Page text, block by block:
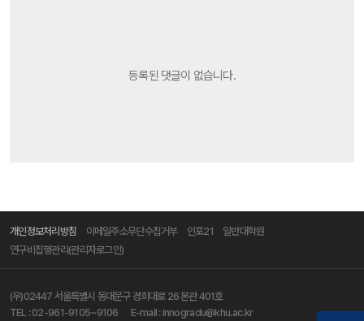
등록된 댓글이 없습니다.
개인정보처리방침 이메일주소무단수집거부 인포21
일반대학원
연구비집행관리(관리자로그인)
(우)02447 서울특별시 동대문구 경희대로 26 본관 401호
TEL :02-961-9105~9106 E-mail : innogradu@khu.ac.kr